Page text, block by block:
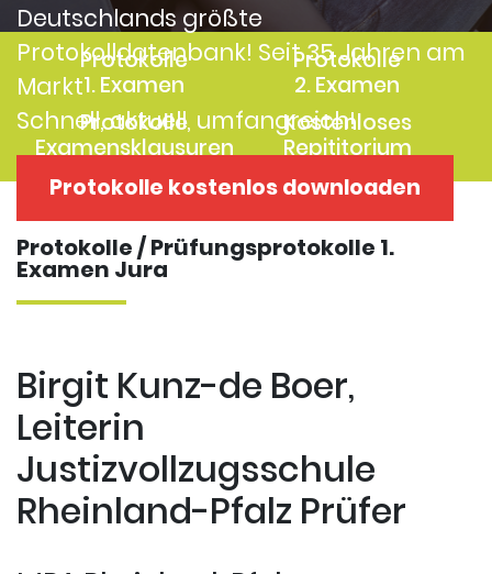
Deutschlands größte
Protokolldatenbank! Seit 35 Jahren am
Markt
Schnell, aktuell, umfangreich!
Protokolle kostenlos downloaden
Protokolle
1. Examen
Protokolle
2. Examen
Protokolle
Examensklausuren
Kostenloses
Repititorium
Protokolle / Prüfungsprotokolle 1.
Examen Jura
Birgit Kunz-de Boer,
Leiterin
Justizvollzugsschule
Rheinland-Pfalz Prüfer